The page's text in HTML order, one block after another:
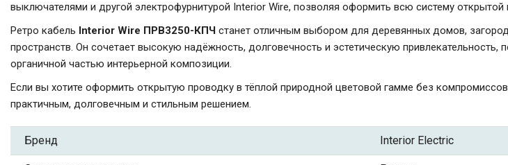
выключателями и другой электрофурнитурой Interior Wire, позволяя оформить всю систему
Ретро кабель Interior Wire ПРВ3250-КПЧ станет отличным выбором для деревянных домов,
пространств. Он сочетает высокую надёжность, долговечность и эстетическую
органичной частью интерьерной композиции.
Если вы хотите оформить открытую проводку в тёплой природной цветовой гамме без
практичным, долговечным и стильным решением.
Бренд Interior Electric